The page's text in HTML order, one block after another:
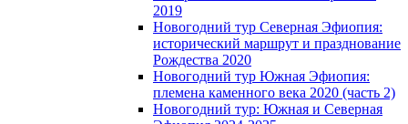
2019
Новогодний тур Северная Эфиопия:
исторический маршрут и празднование
Рождества 2020
Новогодний тур Южная Эфиопия:
племена каменного века 2020 (часть 2)
Новогодний тур: Южная и Северная